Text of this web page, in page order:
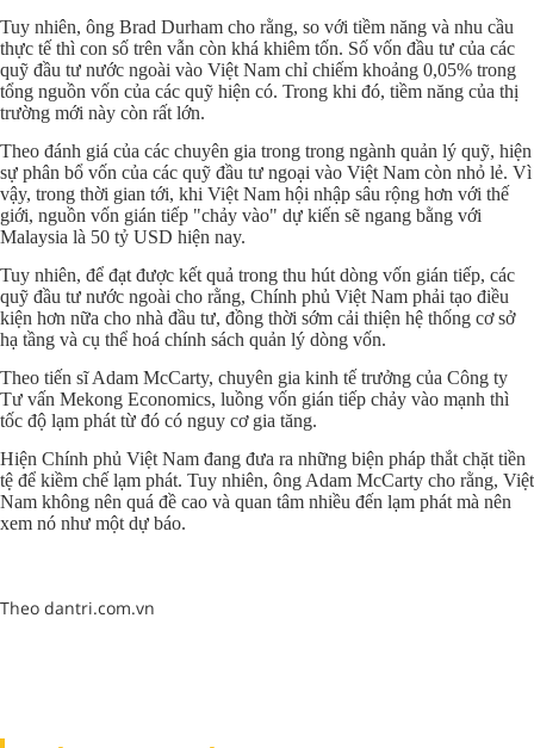
Tuy nhiên, ông Brad Durham cho rằng, so với tiềm năng và nhu cầu
thực tế thì con số trên vẫn còn khá khiêm tốn. Số vốn đầu tư của các
quỹ đầu tư nước ngoài vào Việt Nam chỉ chiếm khoảng 0,05% trong
tổng nguồn vốn của các quỹ hiện có. Trong khi đó, tiềm năng của thị
trường mới này còn rất lớn.
Theo đánh giá của các chuyên gia trong trong ngành quản lý quỹ, hiện
sự phân bổ vốn của các quỹ đầu tư ngoại vào Việt Nam còn nhỏ lẻ. Vì
vậy, trong thời gian tới, khi Việt Nam hội nhập sâu rộng hơn với thế
giới, nguồn vốn gián tiếp "chảy vào" dự kiến sẽ ngang bằng với
Malaysia là 50 tỷ USD hiện nay.
Tuy nhiên, để đạt được kết quả trong thu hút dòng vốn gián tiếp, các
quỹ đầu tư nước ngoài cho rằng, Chính phủ Việt Nam phải tạo điều
kiện hơn nữa cho nhà đầu tư, đồng thời sớm cải thiện hệ thống cơ sở
hạ tầng và cụ thể hoá chính sách quản lý dòng vốn.
Theo tiến sĩ Adam McCarty, chuyên gia kinh tế trưởng của Công ty
Tư vấn Mekong Economics, luồng vốn gián tiếp chảy vào mạnh thì
tốc độ lạm phát từ đó có nguy cơ gia tăng.
Hiện Chính phủ Việt Nam đang đưa ra những biện pháp thắt chặt tiền
tệ để kiềm chế lạm phát. Tuy nhiên, ông Adam McCarty cho rằng, Việt
Nam không nên quá đề cao và quan tâm nhiều đến lạm phát mà nên
xem nó như một dự báo.
Theo dantri.com.vn